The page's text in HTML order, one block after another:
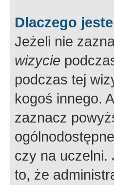
Dlaczego
Jeżeli nie
wizycie
podczas tej
kogoś innego.
zaznacz
czy na uczelni.
to, że